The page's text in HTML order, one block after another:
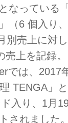
なっている
（6 個入り
別売上に対
売上を記録
では、2017
TENGA」
入り、1月
されました。